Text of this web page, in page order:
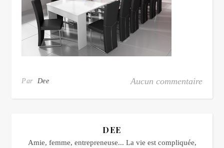
Par Dee Aucun commentaire
DEE
Amie, femme, entrepreneuse... La vie est compliquée,